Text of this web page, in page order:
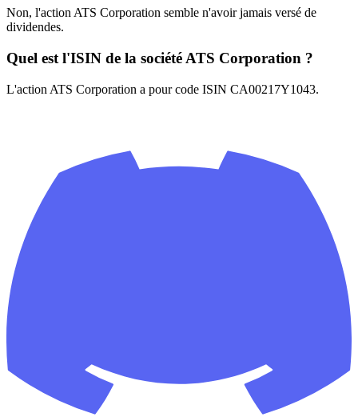
Non, l'action ATS Corporation semble n'avoir jamais versé de
dividendes.
Quel est l'ISIN de la société ATS Corporation ?
L'action ATS Corporation a pour code ISIN CA00217Y1043.